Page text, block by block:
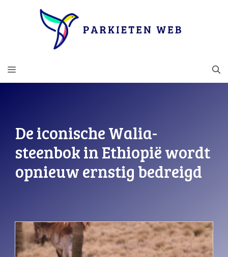
MENU
De iconische Walia-
steenbok in Ethiopië wordt
opnieuw ernstig bedreigd